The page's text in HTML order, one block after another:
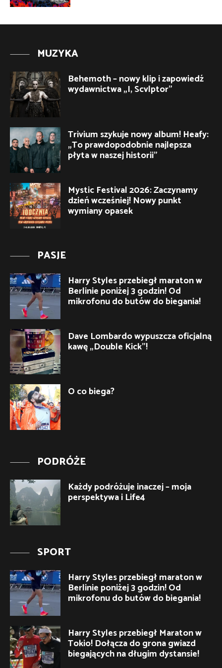
MUZYKA
Behemoth – nowy klip i zapowiedź
wydawnictwa „I, Scvlptor”
Trivium szykuje nowy album! Heafy:
„To prawdopodobnie najlepsza
płyta w naszej historii”
Mystic Festival 2026: Zaczynamy
dzień wcześniej! Nowy punkt
wymiany opasek
PASJE
Harry Styles przebiegł maraton w
Berlinie poniżej 3 godzin! Od
mikrofonu do butów do biegania!
Dave Lombardo wypuszcza oficjalną
kawę „Double Kick”!
O co biega?
PODRÓŻE
Każdy podróżuje inaczej – moja
perspektywa i Life4
SPORT
Harry Styles przebiegł maraton w
Berlinie poniżej 3 godzin! Od
mikrofonu do butów do biegania!
Harry Styles przebiegł Maraton w
Tokio! Dołącza do grona gwiazd
biegających na długim dystansie!